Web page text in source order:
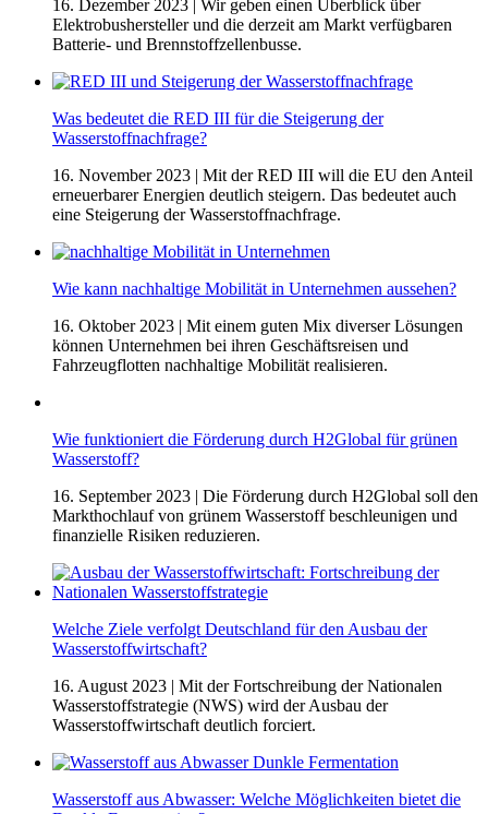
16. Dezember 2023 | Wir geben einen Überblick über
Elektrobushersteller und die derzeit am Markt verfügbaren
Batterie- und Brennstoffzellenbusse.
Was bedeutet die RED III für die Steigerung der
Wasserstoffnachfrage?
16. November 2023 | Mit der RED III will die EU den Anteil
erneuerbarer Energien deutlich steigern. Das bedeutet auch
eine Steigerung der Wasserstoffnachfrage.
Wie kann nachhaltige Mobilität in Unternehmen aussehen?
16. Oktober 2023 | Mit einem guten Mix diverser Lösungen
können Unternehmen bei ihren Geschäftsreisen und
Fahrzeugflotten nachhaltige Mobilität realisieren.
Wie funktioniert die Förderung durch H2Global für grünen
Wasserstoff?
16. September 2023 | Die Förderung durch H2Global soll den
Markthochlauf von grünem Wasserstoff beschleunigen und
finanzielle Risiken reduzieren.
Welche Ziele verfolgt Deutschland für den Ausbau der
Wasserstoffwirtschaft?
16. August 2023 | Mit der Fortschreibung der Nationalen
Wasserstoffstrategie (NWS) wird der Ausbau der
Wasserstoffwirtschaft deutlich forciert.
Wasserstoff aus Abwasser: Welche Möglichkeiten bietet die